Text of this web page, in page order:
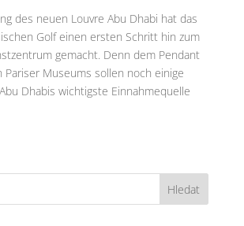
des neuen Louvre Abu Dhabi hat das
Golf einen ersten Schritt hin zum
gemacht. Denn dem Pendant
Museums sollen noch einige
Dhabis wichtigste Einnahmequelle